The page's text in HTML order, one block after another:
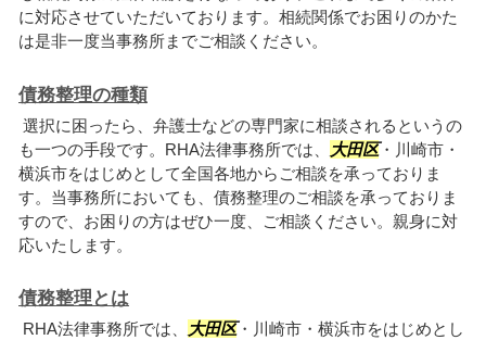
に対応させていただいております。相続関係でお困りのかた
は是非一度当事務所までご相談ください。
債務整理の種類
選択に困ったら、弁護士などの専門家に相談されるというの
も一つの手段です。RHA法律事務所では、
大田区・川崎市・
横浜市をはじめとして全国各地からご相談を承っておりま
す。当事務所においても、債務整理のご相談を承っておりま
すので、お困りの方はぜひ一度、ご相談ください。親身に対
応いたします。
債務整理とは
RHA法律事務所では、 大田区・川崎市・横浜市をはじめとし